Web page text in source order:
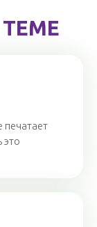
печатает
это